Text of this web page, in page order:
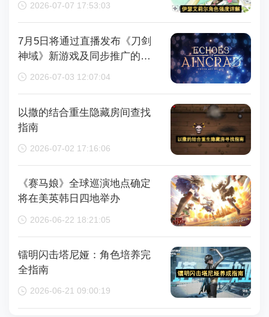
2026-07-07 17:53:03
7月5日将通过直播发布《刀剑
神域》新游戏及同步推广的动
画内容，整场直播时长为110分
2026-07-03 12:07:04
以撒的结合重生隐藏房间查找
指南
2026-07-02 17:16:06
《赛马娘》全球巡演地点确定
将在美英韩日四地举办
2026-06-22 18:21:05
镭明闪击塔尼娅：角色培养完
全指南
2026-06-21 09:00:19